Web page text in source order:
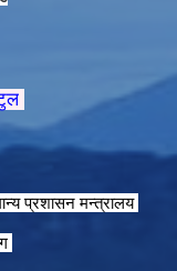
प्रशासन मन्त्रालय